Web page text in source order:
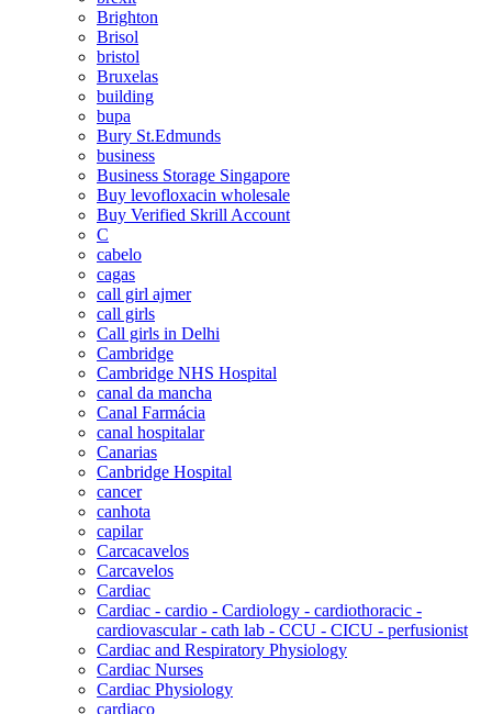
Brighton
Brisol
bristol
Bruxelas
building
bupa
Bury St.Edmunds
business
Business Storage Singapore
Buy levofloxacin wholesale
Buy Verified Skrill Account
C
cabelo
cagas
call girl ajmer
call girls
Call girls in Delhi
Cambridge
Cambridge NHS Hospital
canal da mancha
Canal Farmácia
canal hospitalar
Canarias
Canbridge Hospital
cancer
canhota
capilar
Carcacavelos
Carcavelos
Cardiac
Cardiac - cardio - Cardiology - cardiothoracic -
cardiovascular - cath lab - CCU - CICU - perfusionist
Cardiac and Respiratory Physiology
Cardiac Nurses
Cardiac Physiology
cardiaco